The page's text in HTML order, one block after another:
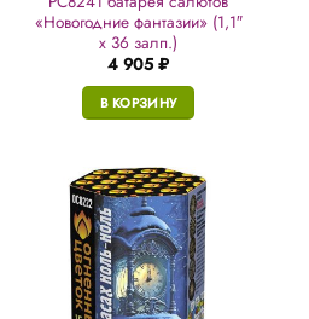
«Новогодние фантазии» (1,1″
х 36 залп.)
4 905 ₽
В КОРЗИНУ